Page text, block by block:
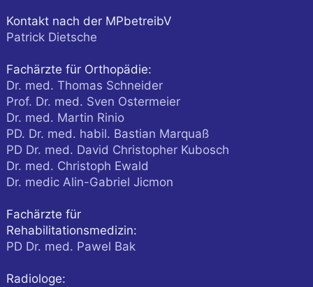
Kontakt nach der MPbetreibV
Patrick Dietsche
Fachärzte für Orthopädie:
Dr. med. Thomas Schneider
Prof. Dr. med. Sven Ostermeier
Dr. med. Martin Rinio
PD. Dr. med. habil. Bastian Marquaß
PD Dr. med. David Christopher Kubosch
Dr. med. Christoph Ewald
Dr. medic Alin-Gabriel Jicmon
Fachärzte für
Rehabilitationsmedizin:
PD Dr. med. Pawel Bak
Radiologe: